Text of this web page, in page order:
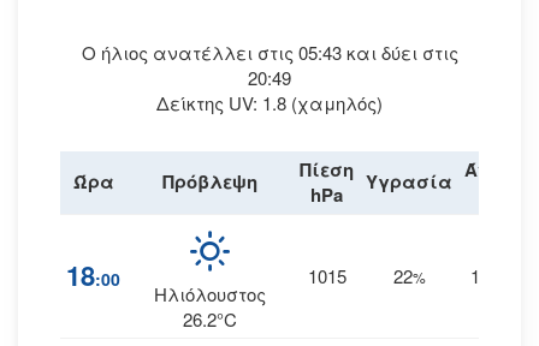
Ο ήλιος ανατέλλει στις 05:43 και δύει στις
20:49
Δείκτης UV: 1.8 (χαμηλός)
Ώρα Πρόβλεψη
Πίεση
hPa
Υγρασία Άνεμος
18:00
Ηλιόλουστος
26.2°C
1015 22% 16